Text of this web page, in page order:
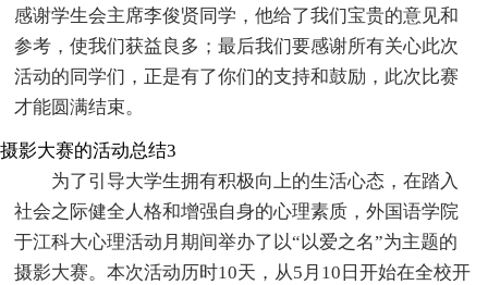
感谢学生会主席李俊贤同学，他给了我们宝贵的意见和
参考，使我们获益良多；最后我们要感谢所有关心此次
活动的同学们，正是有了你们的支持和鼓励，此次比赛
才能圆满结束。
摄影大赛的活动总结3
为了引导大学生拥有积极向上的生活心态，在踏入
社会之际健全人格和增强自身的心理素质，外国语学院
于江科大心理活动月期间举办了以“以爱之名”为主题的
摄影大赛。本次活动历时10天，从5月10日开始在全校开